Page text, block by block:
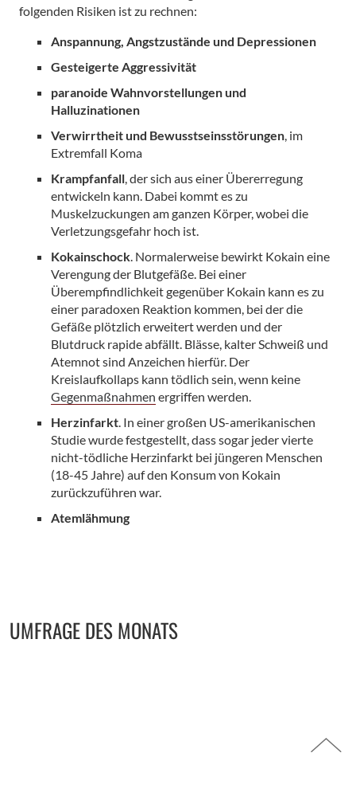
folgenden Risiken ist zu rechnen:
Anspannung, Angstzustände und Depressionen
Gesteigerte Aggressivität
paranoide Wahnvorstellungen und
Halluzinationen
Verwirrtheit und Bewusstseinsstörungen, im
Extremfall Koma
Krampfanfall, der sich aus einer Übererregung
entwickeln kann. Dabei kommt es zu
Muskelzuckungen am ganzen Körper, wobei die
Verletzungsgefahr hoch ist.
Kokainschock. Normalerweise bewirkt Kokain eine
Verengung der Blutgefäße. Bei einer
Überempfindlichkeit gegenüber Kokain kann es zu
einer paradoxen Reaktion kommen, bei der die
Gefäße plötzlich erweitert werden und der
Blutdruck rapide abfällt. Blässe, kalter Schweiß und
Atemnot sind Anzeichen hierfür. Der
Kreislaufkollaps kann tödlich sein, wenn keine
Gegenmaßnahmen ergriffen werden.
Herzinfarkt. In einer großen US-amerikanischen
Studie wurde festgestellt, dass sogar jeder vierte
nicht-tödliche Herzinfarkt bei jüngeren Menschen
(18-45 Jahre) auf den Konsum von Kokain
zurückzuführen war.
Atemlähmung
UMFRAGE DES MONATS